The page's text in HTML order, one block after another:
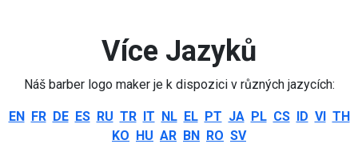
Více Jazyků
Náš barber logo maker je k dispozici v různých jazycích:
EN FR DE ES RU TR IT NL EL PT JA PL CS ID VI TH
KO HU AR BN RO SV